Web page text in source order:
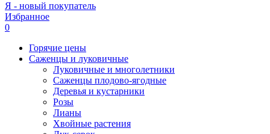
Я - новый покупатель
Избранное
0
Горячие цены
Саженцы и луковичные
Луковичные и многолетники
Саженцы плодово-ягодные
Деревья и кустарники
Розы
Лианы
Хвойные растения